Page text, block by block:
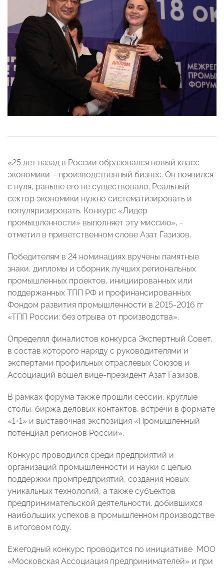
«25 лет назад в России образовался новый класс
экономики – производственный бизнес. Он появился
с нуля, раньше его не существовало. Реальный
сектор экономики нужно систематизировать и
популяризировать. Конкурс «Лидер
промышленности» выполняет эту миссию», -
отметил в приветственном слове Азат Газизов.
Победителям в 24 номинациях вручены памятные
знаки, дипломы и сборник лучших региональных
промышленных проектов, инициированных или
поддержанных ТПП РФ и профинансированных
Фондом развития промышленности в 2015-2016 гг
«ТПП России: без отрыва от производства».
Определял финалистов конкурса Экспертный Совет,
в состав которого наряду с руководителями и
экспертами профильных отраслевых Союзов и
Ассоциаций вошел вице-президент Азат Газизов.
В рамках форума также прошли сессии, круглые
столы, биржа деловых контактов, встречи в формате
«1+1» и выставочная экспозиция «Промышленный
потенциал регионов России».
Конкурс проводился среди предприятий и
организаций промышленности и науки с целью
поддержки промпредприятий, создания новых
уникальных технологий, а также субъектов
предпринимательской деятельности, добившихся
наибольших успехов в промышленном производстве
в итоговом году.
Ежегодный конкурс проводится по инициативе МОО
«Московская Ассоциация предпринимателей» и при